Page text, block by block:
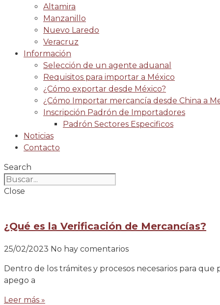
Altamira
Manzanillo
Nuevo Laredo
Veracruz
Información
Selección de un agente aduanal
Requisitos para importar a México
¿Cómo exportar desde México?
¿Cómo Importar mercancía desde China a
Inscripción Padrón de Importadores
Padrón Sectores Especificos
Noticias
Contacto
Search
Close
¿Qué es la Verificación de Mercancías?
25/02/2023 No hay comentarios
Dentro de los trámites y procesos necesarios para
apego a
Leer más »